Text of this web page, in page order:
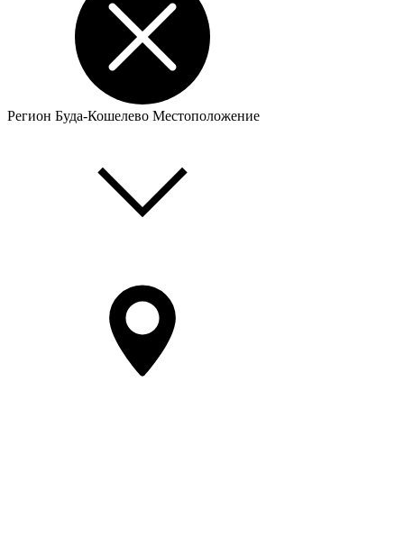
Регион Буда-Кошелево Местоположение